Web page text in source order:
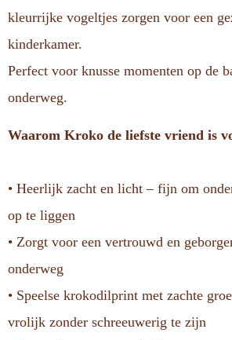
kleurrijke vogeltjes zorgen voor een
kinderkamer.
Perfect voor knusse momenten op de
onderweg.
Waarom Kroko de liefste vriend is
• Heerlijk zacht en licht – fijn om
op te liggen
• Zorgt voor een vertrouwd en
onderweg
• Speelse krokodilprint met zachte
vrolijk zonder schreeuwerig te zijn